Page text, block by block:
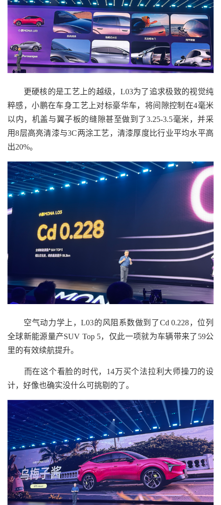
更硬核的是工艺上的越级，L03为了追求极致的视觉纯
粹感，小鹏在车身工艺上对标豪华车，将间隙控制在4毫米
以内，机盖与翼子板的缝隙甚至做到了3.25-3.5毫米，并采
用8层高亮清漆与3C两涂工艺，清漆厚度比行业平均水平高
出20%。
空气动力学上，L03的风阻系数做到了Cd 0.228，位列
全球新能源量产SUV Top 5，仅此一项就为车辆带来了59公
里的有效续航提升。
而在这个看脸的时代，14万买个法拉利大师操刀的设
计，好像也确实没什么可挑剔的了。